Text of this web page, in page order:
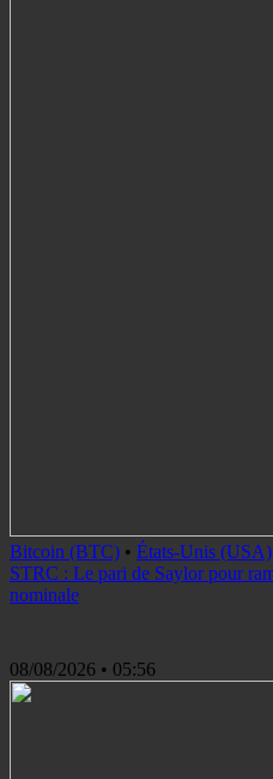
Bitcoin (BTC) • États-Unis (USA)
STRC : Le pari de Saylor pour
nominale
08/08/2026 • 05:56